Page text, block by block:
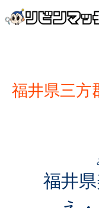
福井県三方
福井県